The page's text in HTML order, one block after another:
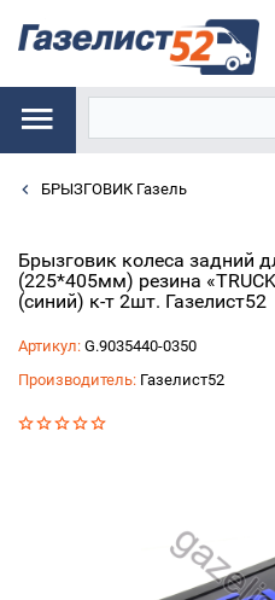
БРЫЗГОВИК Газель
Брызговик колеса задний
(225*405мм) резина
(синий) к-т 2шт. Газелист52
Артикул: G.9035440-0350
Производитель: Газелист52